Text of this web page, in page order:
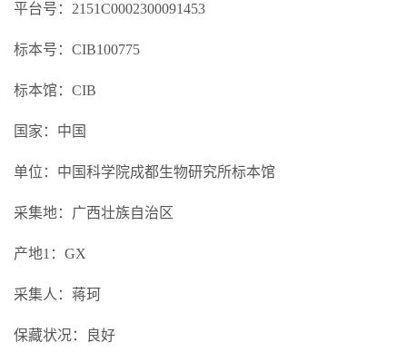
平台号：2151C0002300091453
标本号：CIB100775
标本馆：CIB
国家：中国
单位：中国科学院成都生物研究所标本馆
采集地：广西壮族自治区
产地1：GX
采集人：蒋珂
保藏状况：良好